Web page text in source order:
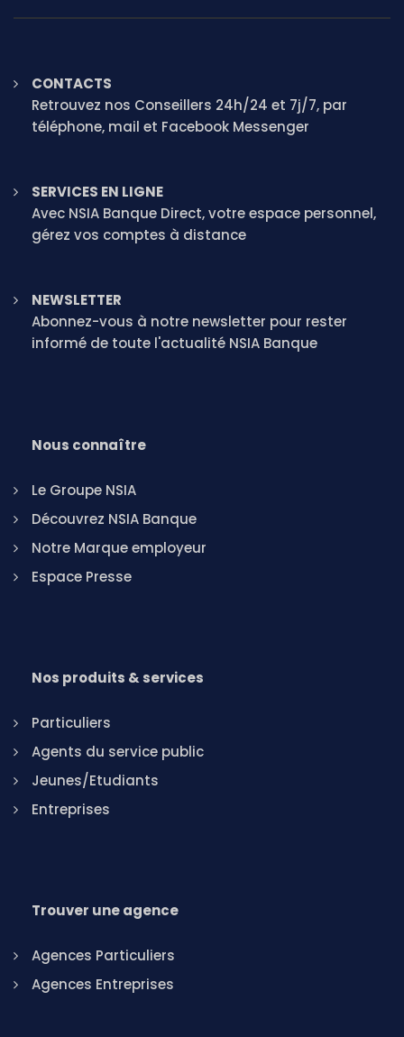
CONTACTS
Retrouvez nos Conseillers 24h/24 et 7j/7, par
téléphone, mail et Facebook Messenger
SERVICES EN LIGNE
Avec NSIA Banque Direct, votre espace personnel,
gérez vos comptes à distance
NEWSLETTER
Abonnez-vous à notre newsletter pour rester
informé de toute l'actualité NSIA Banque
Nous connaître
Le Groupe NSIA
Découvrez NSIA Banque
Notre Marque employeur
Espace Presse
Nos produits & services
Particuliers
Agents du service public
Jeunes/Etudiants
Entreprises
Trouver une agence
Agences Particuliers
Agences Entreprises